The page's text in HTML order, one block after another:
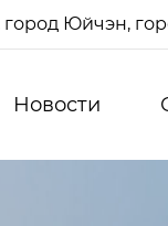
Юйчэн,
Новости